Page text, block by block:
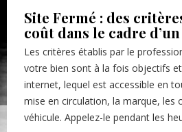
Site Fermé : des
coût dans le cadre
Les critères établis par le
votre bien sont à la fois objectifs
internet, lequel est accessible en
mise en circulation, la marque, les
véhicule. Appelez-le pendant les